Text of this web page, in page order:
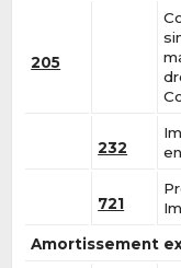
205
232
721
Amortissement